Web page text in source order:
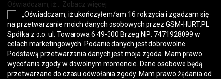
Oświadczam, iż... Zobacz więcej
„Oświadczam, iż ukończyłem/am 16 rok życia i zgadzam się
na przetwarzanie moich danych osobowych przez GSM-HURT.PL
Spółka z o.o. ul. Towarowa 6 49-300 Brzeg NIP: 7471928099 w
celach marketingowych. Podanie danych jest dobrowolne.
Podstawą przetwarzania danych jest moja zgoda. Mam prawo
wycofania zgody w dowolnym momencie. Dane osobowe będą
przetwarzane do czasu odwołania zgody. Mam prawo żądania od